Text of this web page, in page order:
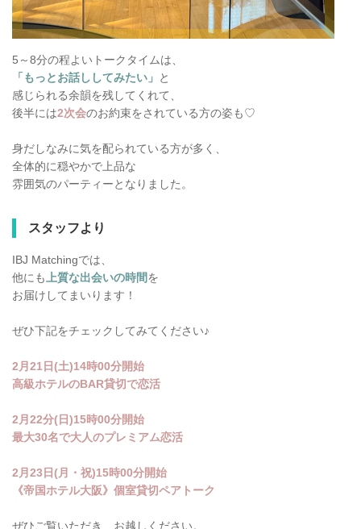
5～8分の程よいトークタイムは、
「もっとお話ししてみたい」 と
感じられる余韻を残してくれて、
後半には2次会のお約束をされている方の姿も♡
身だしなみに気を配られている方が多く、
全体的に穏やかで上品な
雰囲気のパーティーとなりました。
スタッフより
IBJ Matchingでは、
他にも
上質な出会いの時間を
お届けしてまいります！
ぜひ下記をチェックしてみてください♪
2月21日(土)14時00分開始
高級ホテルのBAR貸切で恋活
2月22分(日)15時00分開始
最大30名で大人のプレミアム恋活
2月23日(月・祝)15時00分開始
《帝国ホテル大阪》個室貸切ペアトーク
ぜひご覧いただき、お越しください。